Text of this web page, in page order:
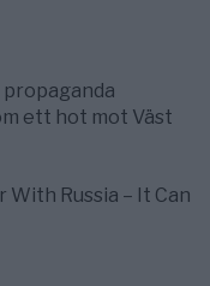
ett hot mot Väst
With Russia – It Can